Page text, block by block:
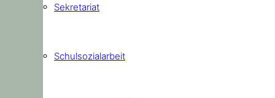
Sekretariat
Schulsozialarbeit